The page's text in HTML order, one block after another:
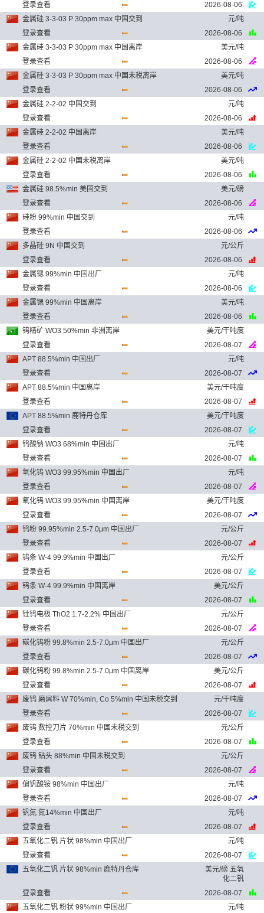
登录查看
2026-08-06
金属硅 3-3-03 P 30ppm max 中国交到
元/吨
登录查看
2026-08-06
金属硅 3-3-03 P 30ppm max 中国离岸
美元/吨
登录查看
2026-08-06
金属硅 3-3-03 P 30ppm max 中国未税离岸
美元/吨
登录查看
2026-08-06
金属硅 2-2-02 中国交到
元/吨
登录查看
2026-08-06
金属硅 2-2-02 中国离岸
美元/吨
登录查看
2026-08-06
金属硅 2-2-02 中国未税离岸
美元/吨
登录查看
2026-08-06
金属硅 98.5%min 美国交到
美元/磅
登录查看
2026-08-06
硅粉 99%min 中国交到
元/吨
登录查看
2026-08-06
多晶硅 9N 中国交到
元/公斤
登录查看
2026-08-06
金属锶 99%min 中国出厂
元/吨
登录查看
2026-08-06
金属锶 99%min 中国离岸
美元/吨
登录查看
2026-08-06
钨精矿 WO3 50%min 非洲离岸
美元/干吨度
登录查看
2026-08-07
APT 88.5%min 中国出厂
元/吨
登录查看
2026-08-07
APT 88.5%min 中国离岸
美元/干吨度
登录查看
2026-08-07
APT 88.5%min 鹿特丹仓库
美元/干吨度
登录查看
2026-08-07
钨酸钠 WO3 68%min 中国出厂
元/吨
登录查看
2026-08-07
氧化钨 WO3 99.95%min 中国出厂
元/吨
登录查看
2026-08-07
氧化钨 WO3 99.95%min 中国离岸
美元/干吨度
登录查看
2026-08-07
钨粉 99.95%min 2.5-7.0μm 中国出厂
元/公斤
登录查看
2026-08-07
钨条 W-4 99.9%min 中国出厂
元/公斤
登录查看
2026-08-07
钨条 W-4 99.9%min 中国离岸
美元/公斤
登录查看
2026-08-07
钍钨电极 ThO2 1.7-2.2% 中国出厂
元/公斤
登录查看
2026-08-07
碳化钨粉 99.8%min 2.5-7.0μm 中国出厂
元/公斤
登录查看
2026-08-07
碳化钨粉 99.8%min 2.5-7.0μm 中国离岸
美元/公斤
登录查看
2026-08-07
废钨 磨屑料 W 70%min, Co 5%min 中国未税交到
元/干吨度
登录查看
2026-08-07
废钨 数控刀片 70%min 中国未税交到
元/公斤
登录查看
2026-08-07
废钨 钻头 88%min 中国未税交到
元/公斤
登录查看
2026-08-07
偏钒酸铵 98%min 中国出厂
元/吨
登录查看
2026-08-07
钒氮 氮14%min 中国出厂
元/吨
登录查看
2026-08-07
五氧化二钒 片状 98%min 中国出厂
元/吨
登录查看
2026-08-07
五氧化二钒 片状 98%min 鹿特丹仓库
美元/磅 五氧
化二钒
登录查看
2026-08-07
五氧化二钒 粉状 99%min 中国出厂
元/吨